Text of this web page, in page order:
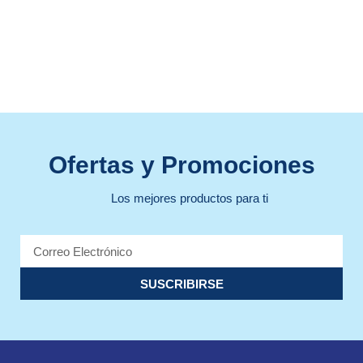
Ofertas y Promociones
Los mejores productos para ti
SUSCRIBIRSE